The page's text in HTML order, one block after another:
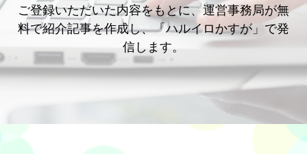
ご登録いただいた内容をもとに、運営事務局が無
料で紹介記事を作成し、「ハルイロかすが」で発
信します。